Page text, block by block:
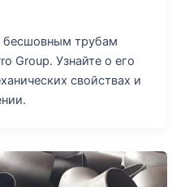
бесшовным трубам
Group. Узнайте о его
свойствах и